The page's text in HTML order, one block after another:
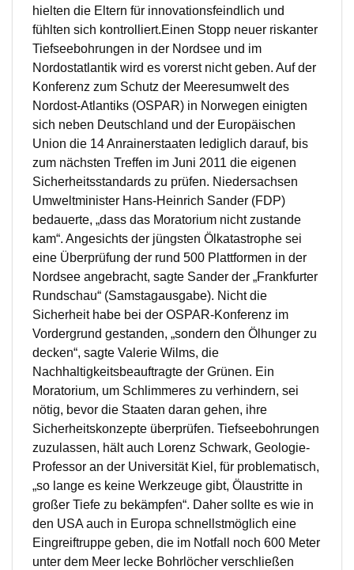
hielten die Eltern für innovationsfeindlich und
fühlten sich kontrolliert.Einen Stopp neuer riskanter
Tiefseebohrungen in der Nordsee und im
Nordostatlantik wird es vorerst nicht geben. Auf der
Konferenz zum Schutz der Meeresumwelt des
Nordost-Atlantiks (OSPAR) in Norwegen einigten
sich neben Deutschland und der Europäischen
Union die 14 Anrainerstaaten lediglich darauf, bis
zum nächsten Treffen im Juni 2011 die eigenen
Sicherheitsstandards zu prüfen. Niedersachsen
Umweltminister Hans-Heinrich Sander (FDP)
bedauerte, „dass das Moratorium nicht zustande
kam“. Angesichts der jüngsten Ölkatastrophe sei
eine Überprüfung der rund 500 Plattformen in der
Nordsee angebracht, sagte Sander der „Frankfurter
Rundschau“ (Samstagausgabe). Nicht die
Sicherheit habe bei der OSPAR-Konferenz im
Vordergrund gestanden, „sondern den Ölhunger zu
decken“, sagte Valerie Wilms, die
Nachhaltigkeitsbeauftragte der Grünen. Ein
Moratorium, um Schlimmeres zu verhindern, sei
nötig, bevor die Staaten daran gehen, ihre
Sicherheitskonzepte überprüfen. Tiefseebohrungen
zuzulassen, hält auch Lorenz Schwark, Geologie-
Professor an der Universität Kiel, für problematisch,
„so lange es keine Werkzeuge gibt, Ölaustritte in
großer Tiefe zu bekämpfen“. Daher sollte es wie in
den USA auch in Europa schnellstmöglich eine
Eingreiftruppe geben, die im Notfall noch 600 Meter
unter dem Meer lecke Bohrlöcher verschließen